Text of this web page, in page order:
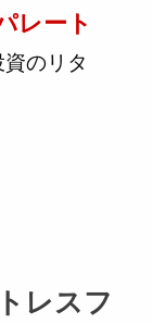
レート
のリタ
レスフ